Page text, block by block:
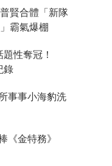
賢合體「新隊
霸氣爆棚
性奪冠！
錄
事事小海豹洗
《金特務》